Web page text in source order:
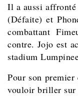
Il a aussi
(Défaite) et
combattant
contre. Jojo est
stadium
Pour son premier
vouloir briller